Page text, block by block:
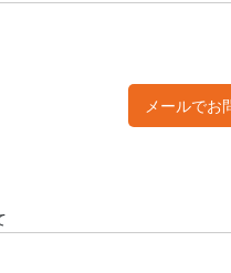
メールでお